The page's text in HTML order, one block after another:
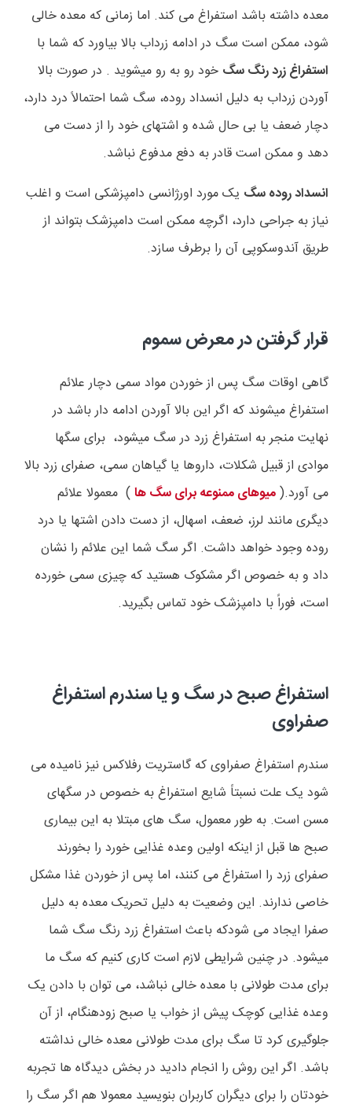
معده داشته باشد استفراغ می کند. اما زمانی که معده خالی
شود، ممکن است سگ در ادامه زرداب بالا بیاورد که شما با
استفراغ زرد رنگ سگ خود رو به رو میشوید . در صورت بالا
آوردن زرداب به دلیل انسداد روده، سگ شما احتمالاً درد دارد،
دچار ضعف یا بی حال شده و اشتهای خود را از دست می
دهد و ممکن است قادر به دفع مدفوع نباشد.
انسداد روده سگ یک مورد اورژانسی دامپزشکی است و اغلب
نیاز به جراحی دارد، اگرچه ممکن است دامپزشک بتواند از
طریق آندوسکوپی آن را برطرف سازد.
قرار گرفتن در معرض سموم
گاهی اوقات سگ پس از خوردن مواد سمی دچار علائم
استفراغ میشوند که اگر این بالا آوردن ادامه دار باشد در
نهایت منجر به استفراغ زرد در سگ میشود، برای سگها
موادی از قبیل شکلات، داروها یا گیاهان سمی، صفرای زرد بالا
می آورد.(میوهای ممنوعه برای سگ ها) معمولا علائم
دیگری مانند لرز، ضعف، اسهال، از دست دادن اشتها یا درد
روده وجود خواهد داشت. اگر سگ شما این علائم را نشان
داد و به خصوص اگر مشکوک هستید که چیزی سمی خورده
است، فوراً با دامپزشک خود تماس بگیرید.
استفراغ صبح در سگ و یا سندرم استفراغ
صفراوی
سندرم استفراغ صفراوی که گاستریت رفلاکس نیز نامیده می
شود یک علت نسبتاً شایع استفراغ به خصوص در سگهای
مسن است. به طور معمول، سگ های مبتلا به این بیماری
صبح ها قبل از اینکه اولین وعده غذایی خورد را بخورند
صفرای زرد را استفراغ می کنند، اما پس از خوردن غذا مشکل
خاصی ندارند. این وضعیت به دلیل تحریک معده به دلیل
صفرا ایجاد می شودکه باعث استفراغ زرد رنگ سگ شما
میشود. در چنین شرایطی لازم است کاری کنیم که سگ ما
برای مدت طولانی با معده خالی نباشد، می توان با دادن یک
وعده غذایی کوچک پیش از خواب یا صبح زودهنگام، از آن
جلوگیری کرد تا سگ برای مدت طولانی معده خالی نداشته
باشد. اگر این روش را انجام دادید در بخش دیدگاه ها تجربه
خودتان را برای دیگران کاربران بنویسید معمولا هم اگر سگ را